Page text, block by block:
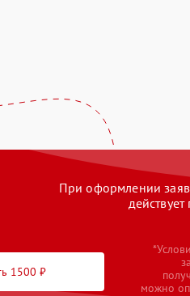
При оформлении
1500 ₽
можно